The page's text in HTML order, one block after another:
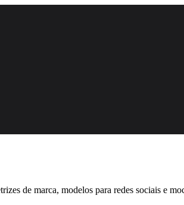
de marca, modelos para redes sociais e